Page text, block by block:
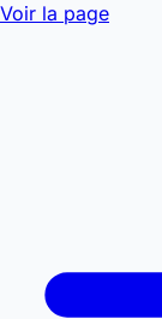
Voir la page